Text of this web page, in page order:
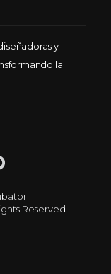
y
la
Reserved